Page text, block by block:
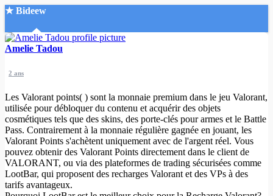
★ Bideew
Accueil
Recherche Avancée
Mon compte
Connexion
Créer un compte
Mode nuit
Amelie Tadou
2 ans
Les Valorant points( ) sont la monnaie premium dans le jeu Valorant,
utilisée pour débloquer du contenu et acquérir des objets
cosmétiques tels que des skins, des porte-clés pour armes et le Battle
Pass. Contrairement à la monnaie régulière gagnée en jouant, les
Valorant Points s'achètent uniquement avec de l'argent réel. Vous
pouvez obtenir des Valorant Points directement dans le client de
VALORANT, ou via des plateformes de trading sécurisées comme
LootBar, qui proposent des recharges Valorant et des VPs à des
tarifs avantageux.